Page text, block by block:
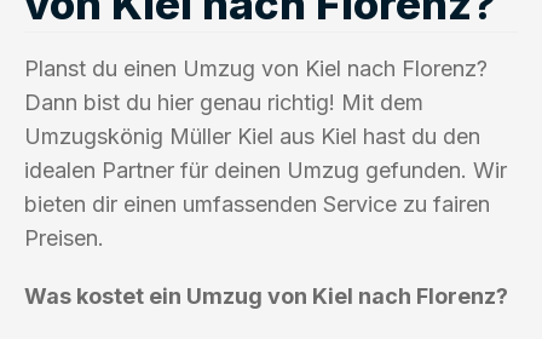
Planst du einen Umzug von Kiel nach Florenz?
Dann bist du hier genau richtig! Mit dem
Umzugskönig Müller Kiel aus Kiel hast du den
idealen Partner für deinen Umzug gefunden. Wir
bieten dir einen umfassenden Service zu fairen
Preisen.
Was kostet ein Umzug von Kiel nach Florenz?